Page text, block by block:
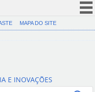
CORONAVÍRUS (COVID-19)
Canais
MAPA DO SITE
E INOVAÇÕES